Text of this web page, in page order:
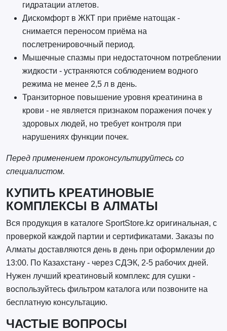
гидратации атлетов.
Дискомфорт в ЖКТ при приёме натощак -
снимается переносом приёма на
послетренировочный период.
Мышечные спазмы при недостаточном потреблении
жидкости - устраняются соблюдением водного
режима не менее 2,5 л в день.
Транзиторное повышение уровня креатинина в
крови - не является признаком поражения почек у
здоровых людей, но требует контроля при
нарушениях функции почек.
Перед применением проконсультируйтесь со
специалистом.
КУПИТЬ КРЕАТИНОВЫЕ
КОМПЛЕКСЫ В АЛМАТЫ
Вся продукция в каталоге SportStore.kz оригинальная, с
проверкой каждой партии и сертификатами. Заказы по
Алматы доставляются день в день при оформлении до
13:00. По Казахстану - через СДЭК, 2-5 рабочих дней.
Нужен лучший креатиновый комплекс для сушки -
воспользуйтесь фильтром каталога или позвоните на
бесплатную консультацию.
ЧАСТЫЕ ВОПРОСЫ